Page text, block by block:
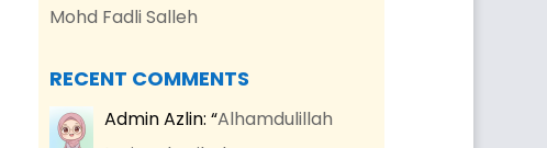
Mohd Fadli Salleh
RECENT COMMENTS
Admin Azlin: “Alhamdulillah